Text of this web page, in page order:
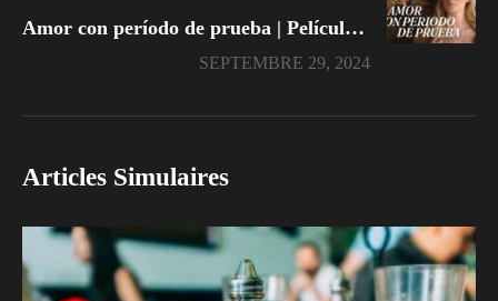
Amor con período de prueba | Películas Completas en Español Latino
SEPTEMBRE 29, 2024
Articles Simulaires